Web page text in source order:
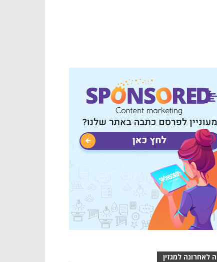
לאחרונה למגזין